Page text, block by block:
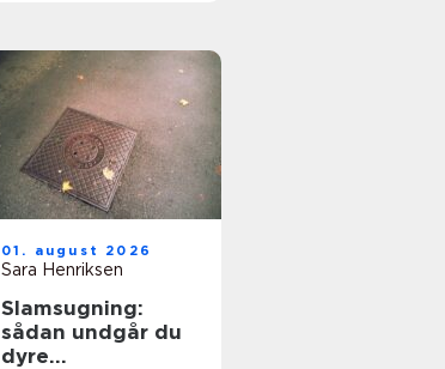
01. august 2026
Sara Henriksen
Slamsugning:
sådan undgår du
dyre